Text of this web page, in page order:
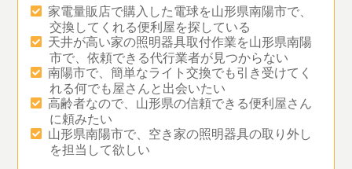
家電量販店で購入した電球を山形県南陽市で、
交換してくれる便利屋を探している
天井が高い家の照明器具取付作業を山形県南陽
市で、依頼できる代行業者が見つからない
南陽市で、簡単なライト交換でも引き受けてく
れる何でも屋さんと出会いたい
高齢者なので、山形県の信頼できる便利屋さん
に頼みたい
山形県南陽市で、空き家の照明器具の取り外し
を担当して欲しい